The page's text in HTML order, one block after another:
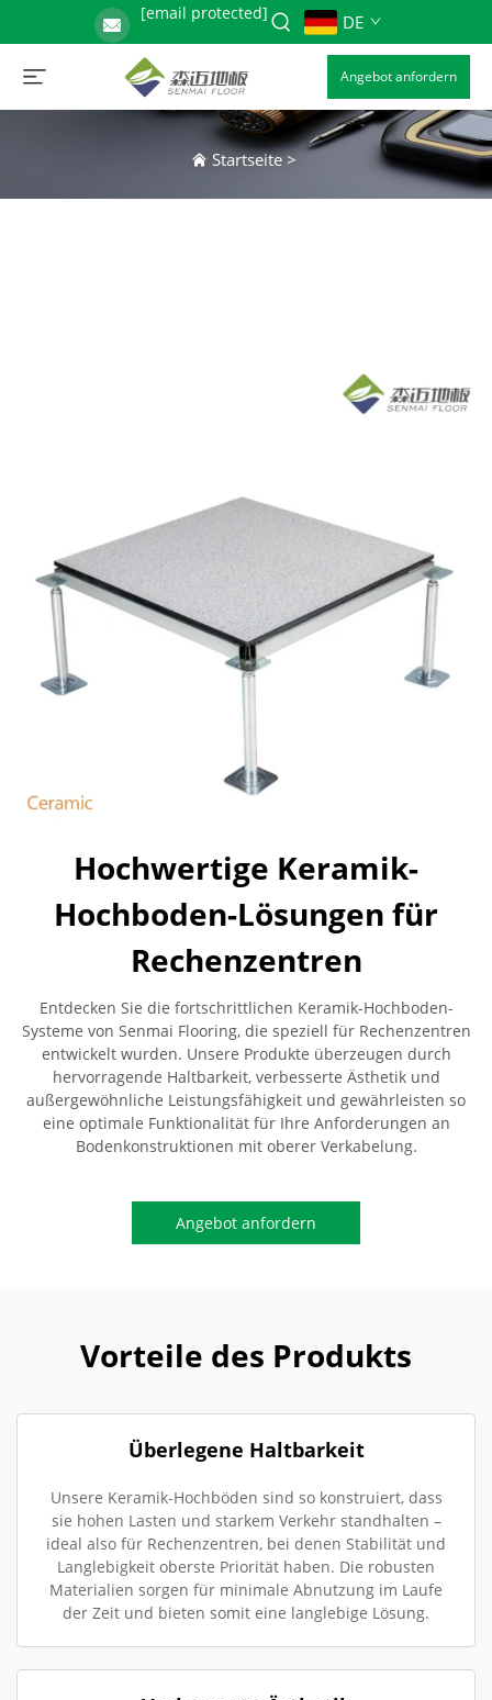
[email protected] DE
Angebot anfordern
Startseite>
Hochwertige Keramik-
Hochboden-Lösungen für
Rechenzentren
Entdecken Sie die fortschrittlichen Keramik-Hochboden-
Systeme von Senmai Flooring, die speziell für Rechenzentren
entwickelt wurden. Unsere Produkte überzeugen durch
hervorragende Haltbarkeit, verbesserte Ästhetik und
außergewöhnliche Leistungsfähigkeit und gewährleisten so
eine optimale Funktionalität für Ihre Anforderungen an
Bodenkonstruktionen mit oberer Verkabelung.
Angebot anfordern
Vorteile des Produkts
Überlegene Haltbarkeit
Unsere Keramik-Hochböden sind so konstruiert, dass
sie hohen Lasten und starkem Verkehr standhalten –
ideal also für Rechenzentren, bei denen Stabilität und
Langlebigkeit oberste Priorität haben. Die robusten
Materialien sorgen für minimale Abnutzung im Laufe
der Zeit und bieten somit eine langlebige Lösung.